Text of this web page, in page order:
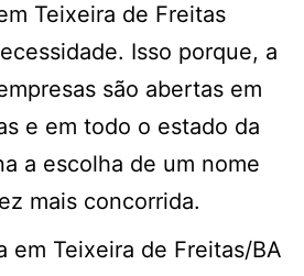
Teixeira de Freitas
Isso porque, a
são abertas em
e em todo o estado da
a escolha de um nome
mais concorrida.